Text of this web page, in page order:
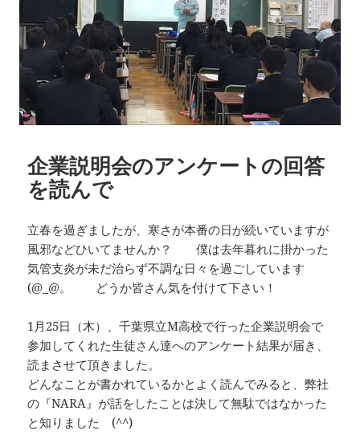
企業説明会のアンケートの回答
を読んで
立春を過ぎましたが、寒さが本番の日が続いていますが
風邪などひいてませんか？ 僕は去年暮れに掛かった
気管支炎が未だ治らず不調な日々を過ごしています
(@_@。 どうか皆さん気を付けて下さい！
1月25日（木）、千葉県立M高校で行った企業説明会で
参加してくれた生徒さん達へのアンケート結果が届き、
読まさせて頂きました。
どんなことが書かれているかとよく読んでみると、弊社
の『NARA』が話をしたことは決して無駄ではなかった
と知りました (^^)